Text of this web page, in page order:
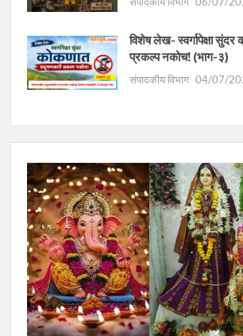
विशेष लेख- स्वर्गापेक्षा सुंदर
प्रकल्प नकोच! (भाग-३)
संपादकीय विभाग 04/07/